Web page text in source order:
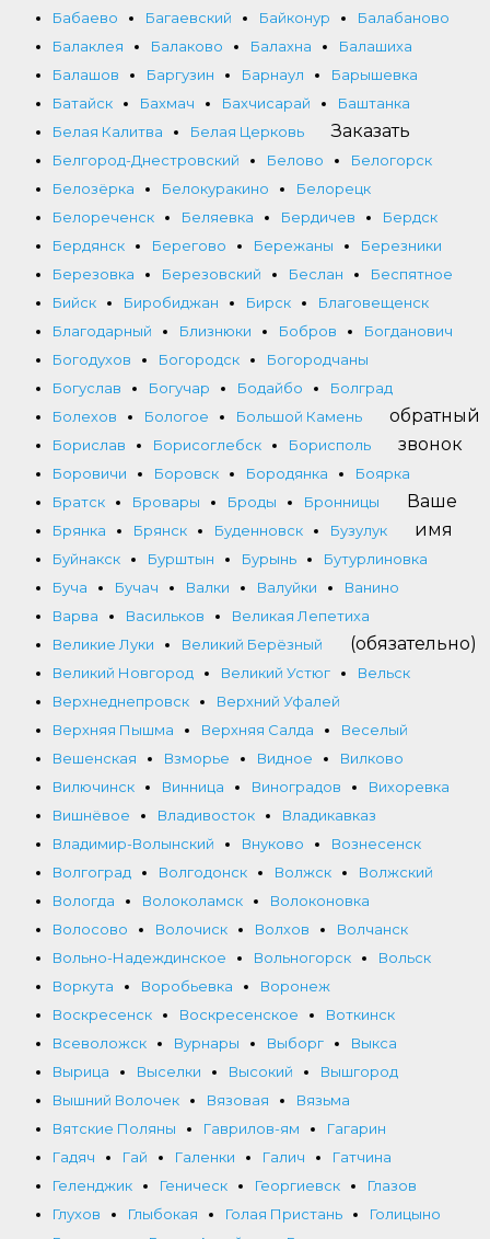
Бабаево
Багаевский Байконур
Балабаново
Балаклея
Балаково Балахна
Балашиха
Балашов
Баргузин Барнаул
Барышевка
Батайск
Бахмач Бахчисарай
Баштанка
Белая Калитва
Белая Церковь
Белгород-Днестровский
Белово
Белогорск
Белозёрка
Белокуракино
Белорецк
Белореченск
Беляевка Бердичев
Бердск
Бердянск
Берегово Бережаны
Березники
Березовка
Березовский Беслан
Беспятное
Бийск
Биробиджан Бирск
Благовещенск
Благодарный
Близнюки Бобров
Богданович
Богодухов
Богородск
Богородчаны
Богуслав
Богучар Бодайбо
Болград
Болехов
Бологое
Большой Камень
Борислав
Борисоглебск
Борисполь
Боровичи
Боровск Бородянка
Боярка
Братск
Бровары Броды
Бронницы
Брянка
Брянск Буденновск
Бузулук
Буйнакск
Бурштын Бурынь
Бутурлиновка
Буча
Бучач Валки Валуйки
Ванино
Варва
Васильков
Великая Лепетиха
Великие Луки
Великий Берёзный
Великий Новгород
Великий Устюг
Вельск
Верхнеднепровск
Верхний Уфалей
Верхняя Пышма
Верхняя Салда
Веселый
Вешенская
Взморье Видное
Вилково
Вилючинск
Винница Виноградов
Вихоревка
Вишнёвое
Владивосток
Владикавказ
Владимир-Волынский
Внуково
Вознесенск
Волгоград
Волгодонск Волжск
Волжский
Вологда
Волоколамск
Волоконовка
Волосово
Волочиск Волхов
Волчанск
Вольно-Надеждинское
Вольногорск
Вольск
Воркута
Воробьевка
Воронеж
Воскресенск
Воскресенское
Воткинск
Всеволожск
Вурнары Выборг
Выкса
Вырица
Выселки Высокий
Вышгород
Вышний Волочек
Вязовая
Вязьма
Вятские Поляны
Гаврилов-ям
Гагарин
Гадяч
Гай Галенки Галич
Гатчина
Геленджик
Геническ Георгиевск
Глазов
Глухов
Глыбокая Голая Пристань
Голицыно
Заказать
обратный
звонок
Ваше
имя
(обязательно)